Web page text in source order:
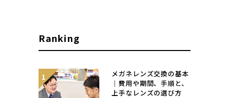
Ranking
メガネレンズ交換の基本
｜費用や期間、手順と、
上手なレンズの選び方